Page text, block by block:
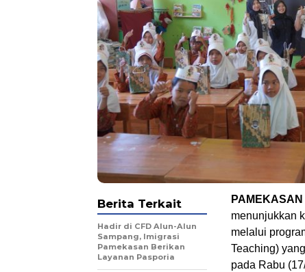
PAMEKASAN
menunjukkan
melalui
Teaching)
pada Rabu
Berita Terkait
Hadir di CFD Alun-Alun
Sampang, Imigrasi
Pamekasan Berikan
Layanan Pasporia